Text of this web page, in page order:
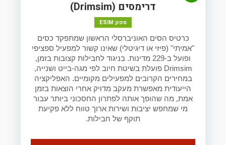
דרימסים (Drimsim)
ספק ESIM
כרטיס הסים האוניברסלי הראשון שמתפקד כסים
"אמיתי" (פיזי או דיגיטלי) שאינו קשור למפעיל ספציפי
ופועל ב-229 מדינות. בניגוד לחבילות קצובות בזמן,
Drimsim פועלת בשיטת חיוב לפי מגה-בייט ושנייה,
במחירים הקרובים למפעילים מקומיים. האפליקציה
הייעודית מאפשרת מעקב מדויק אחרי הוצאות בזמן
אמת, מה שהופך אותה לפתרון החסכוני ביותר עבור
מי שמחפש יציבות ושירות ארוך טווח ללא פקיעת
תוקף של חבילות.